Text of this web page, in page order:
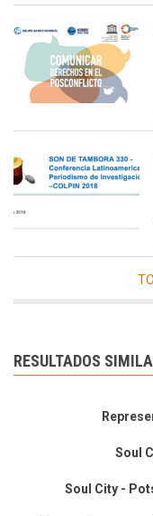
RESULTADOS
Soul
Soul City -